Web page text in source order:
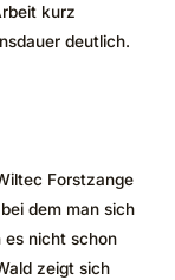
kurz
deutlich.
Forstzange
dem man sich
es nicht schon
zeigt sich